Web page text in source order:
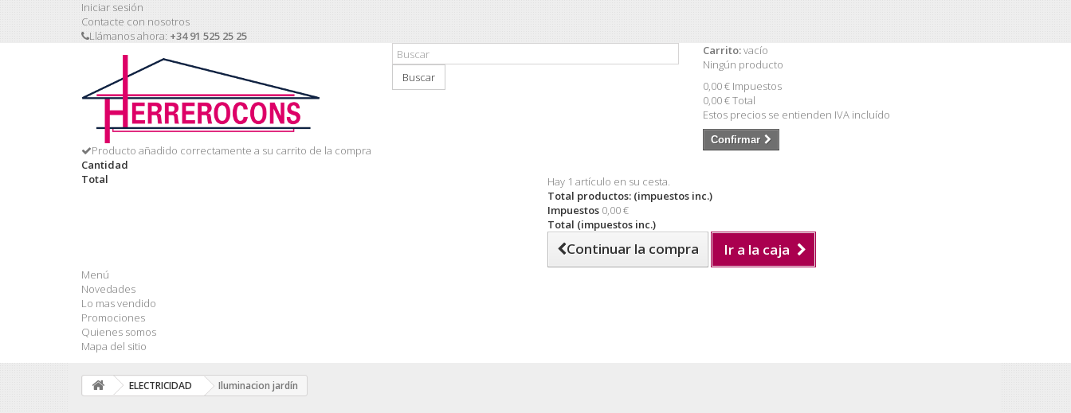
Iniciar sesión
Contacte con nosotros
Llámanos ahora: +34 91 525 25 25
Buscar
Carrito:vacío
Ningún producto
0,00 € Impuestos
0,00 €Total
Estos precios se entienden IVA incluído
Confirmar
Producto añadido correctamente a su carrito de la compra
Cantidad
Total
Hay 1 artículo en su cesta.
Total productos: (impuestos inc.)
Impuestos 0,00 €
Total (impuestos inc.)
Continuar la compra Ir a la caja
Menú
Novedades
Lo mas vendido
Promociones
Quienes somos
Mapa del sitio
ELECTRICIDAD Iluminacion jardín